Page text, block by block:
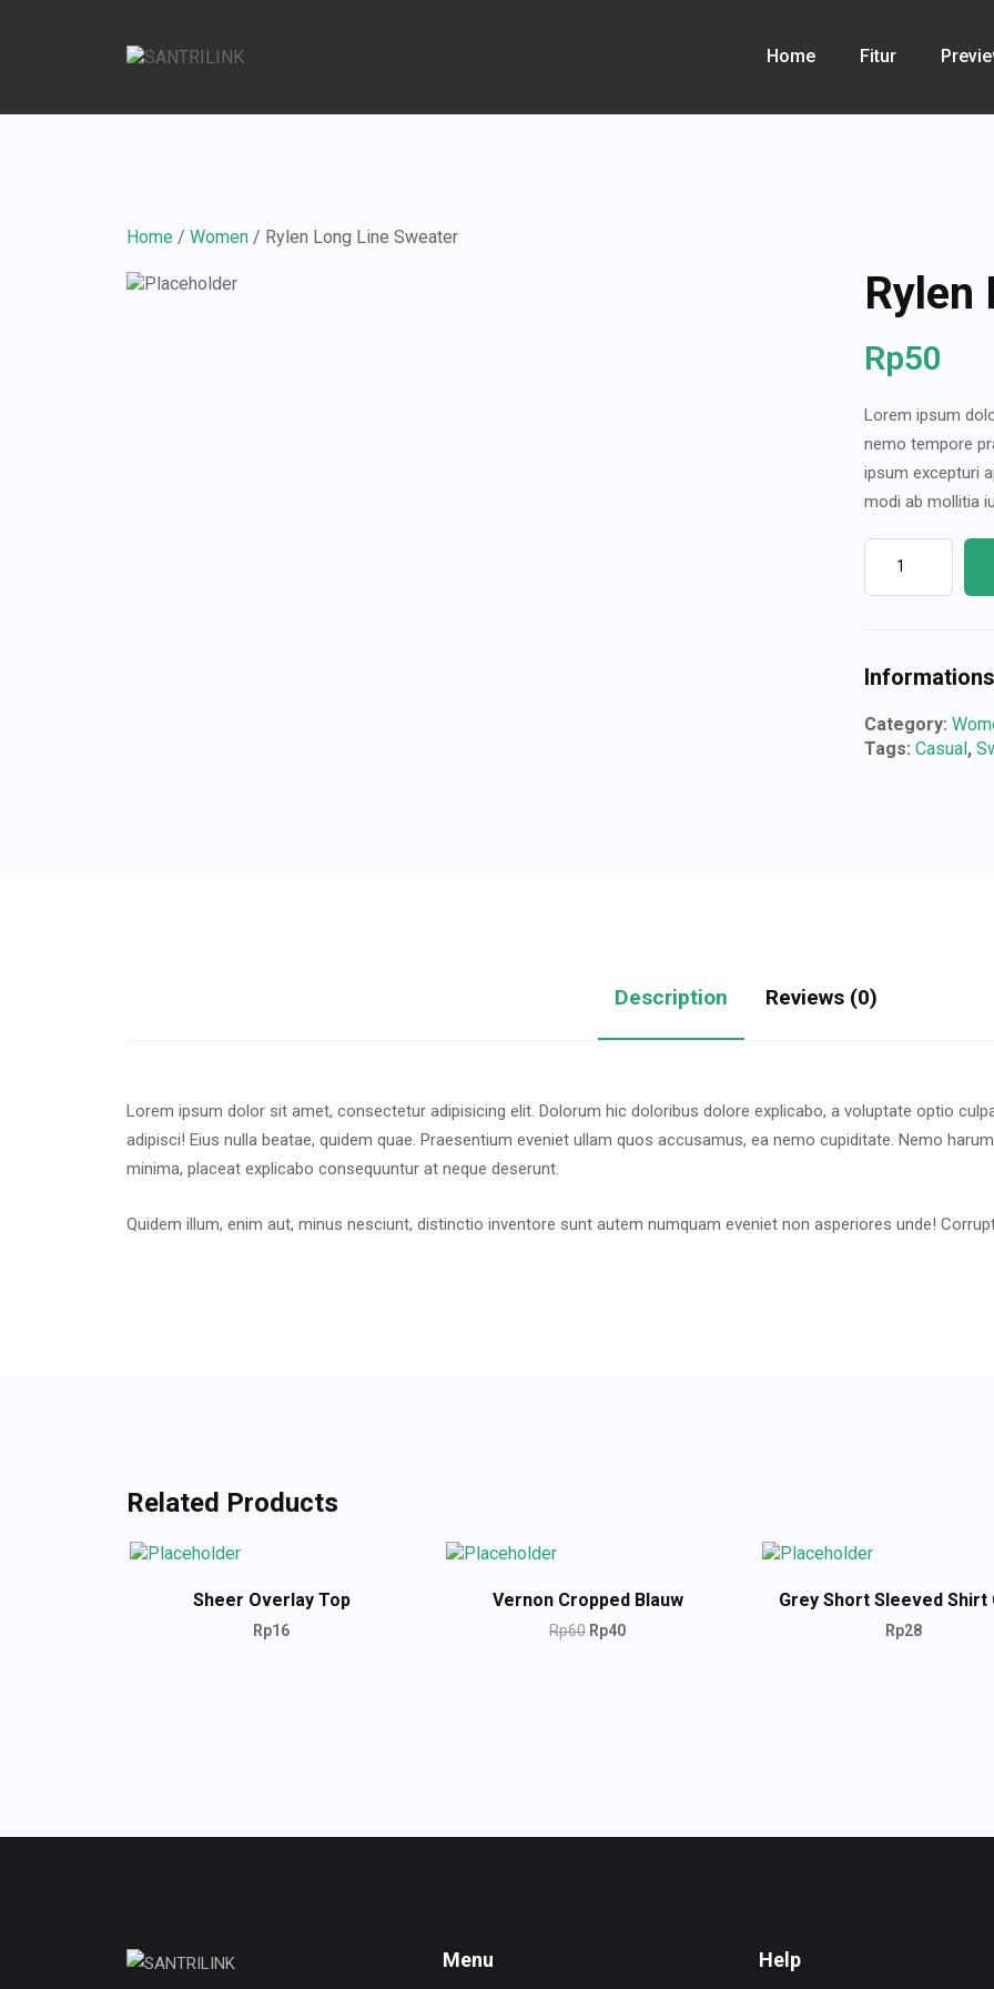
Home Fitur
Home / Women / Rylen Long Line Sweater
Rylen
Rp50
Lorem ipsum
nemo tempore
ipsum excepturi
modi ab mollitia
Informations
Category:
Tags: Casual,
Description Reviews (0)
Lorem ipsum dolor sit amet, consectetur adipisicing elit. Dolorum hic doloribus dolore explicabo, a voluptate optio
adipisci! Eius nulla beatae, quidem quae. Praesentium eveniet ullam quos accusamus, ea nemo cupiditate. Nemo
minima, placeat explicabo consequuntur at neque deserunt.
Quidem illum, enim aut, minus nesciunt, distinctio inventore sunt autem numquam eveniet non asperiores unde!
Related Products
Sheer Overlay Top
Rp16
Vernon Cropped Blauw
Rp60 Rp40
Grey Short Sleeved Shirt
Rp28
Menu Help